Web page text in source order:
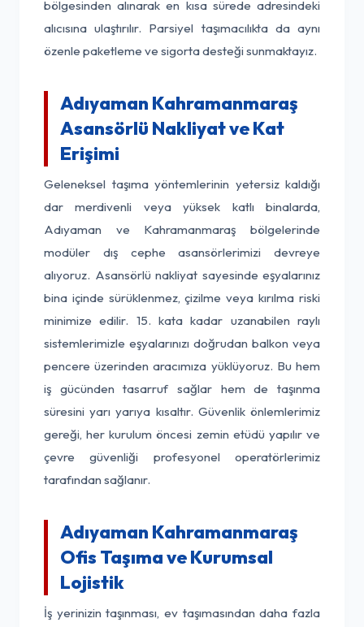
bölgesinden alınarak en kısa sürede adresindeki
alıcısına ulaştırılır. Parsiyel taşımacılıkta da aynı
özenle paketleme ve sigorta desteği sunmaktayız.
Adıyaman Kahramanmaraş
Asansörlü Nakliyat ve Kat
Erişimi
Geleneksel taşıma yöntemlerinin yetersiz kaldığı
dar merdivenli veya yüksek katlı binalarda,
Adıyaman ve Kahramanmaraş bölgelerinde
modüler dış cephe asansörlerimizi devreye
alıyoruz. Asansörlü nakliyat sayesinde eşyalarınız
bina içinde sürüklenmez, çizilme veya kırılma riski
minimize edilir. 15. kata kadar uzanabilen raylı
sistemlerimizle eşyalarınızı doğrudan balkon veya
pencere üzerinden aracımıza yüklüyoruz. Bu hem
iş gücünden tasarruf sağlar hem de taşınma
süresini yarı yarıya kısaltır. Güvenlik önlemlerimiz
gereği, her kurulum öncesi zemin etüdü yapılır ve
çevre güvenliği profesyonel operatörlerimiz
tarafından sağlanır.
Adıyaman Kahramanmaraş
Ofis Taşıma ve Kurumsal
Lojistik
İş yerinizin taşınması, ev taşımasından daha fazla